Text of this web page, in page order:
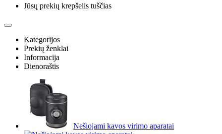
Jūsų prekių krepšelis tuščias
Kategorijos
Prekių ženklai
Informacija
Dienoraštis
Nešiojami kavos virimo aparatai